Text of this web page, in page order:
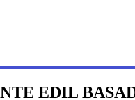
EDIL